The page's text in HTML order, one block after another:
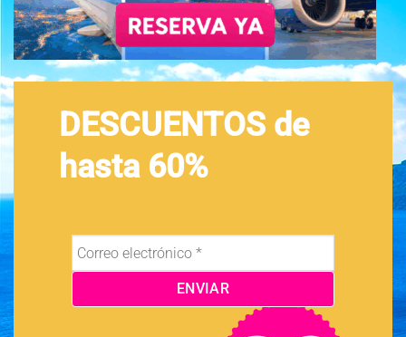
DESCUENTOS de
hasta 60%